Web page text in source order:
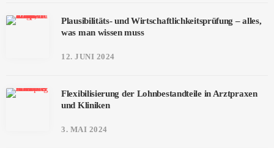
Plausibilitäts- und Wirtschaftlichkeitsprüfung – alles,
was man wissen muss
12. JUNI 2024
Flexibilisierung der Lohnbestandteile in Arztpraxen
und Kliniken
3. MAI 2024